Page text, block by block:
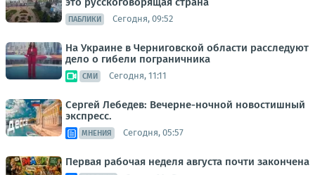
ПАБЛИКИ Сегодня, 09:52
На Украине в Черниговской области расследуют
дело о гибели пограничника
СМИ Сегодня, 11:11
Сергей Лебедев: Вечерне-ночной новостишный
экспресс.
МНЕНИЯ Сегодня, 05:57
Первая рабочая неделя августа почти закончена